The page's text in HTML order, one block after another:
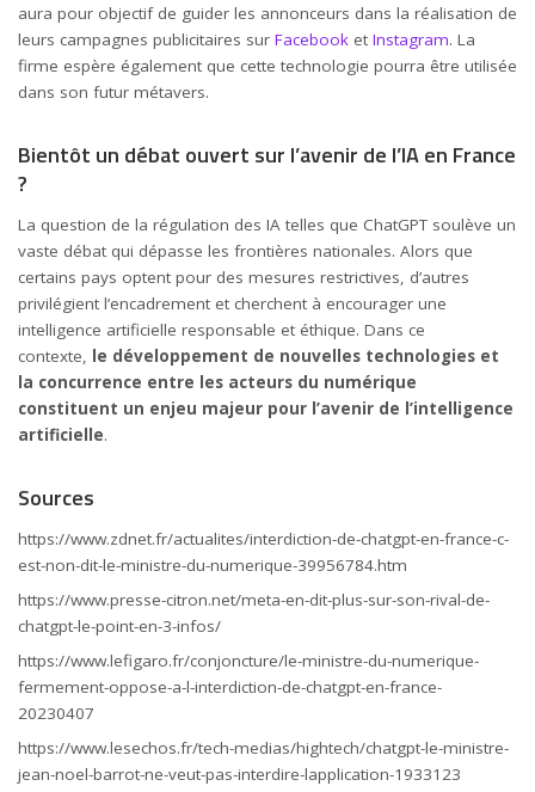
aura pour objectif de guider les annonceurs dans la réalisation de
leurs campagnes publicitaires sur Facebook et Instagram. La
firme espère également que cette technologie pourra être utilisée
dans son futur métavers.
Bientôt un débat ouvert sur l’avenir de l’IA en France
?
La question de la régulation des IA telles que ChatGPT soulève un
vaste débat qui dépasse les frontières nationales. Alors que
certains pays optent pour des mesures restrictives, d’autres
privilégient l’encadrement et cherchent à encourager une
intelligence artificielle responsable et éthique. Dans ce
contexte, le développement de nouvelles technologies et
la concurrence entre les acteurs du numérique
constituent un enjeu majeur pour l’avenir de l’intelligence
artificielle.
Sources
https://www.zdnet.fr/actualites/interdiction-de-chatgpt-en-france-c-
est-non-dit-le-ministre-du-numerique-39956784.htm
https://www.presse-citron.net/meta-en-dit-plus-sur-son-rival-de-
chatgpt-le-point-en-3-infos/
https://www.lefigaro.fr/conjoncture/le-ministre-du-numerique-
fermement-oppose-a-l-interdiction-de-chatgpt-en-france-
20230407
https://www.lesechos.fr/tech-medias/hightech/chatgpt-le-ministre-
jean-noel-barrot-ne-veut-pas-interdire-lapplication-1933123